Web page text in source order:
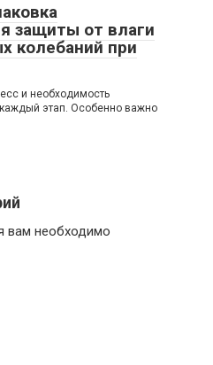
защиты от влаги
колебаний при
и необходимость
этап. Особенно важно
вам необходимо